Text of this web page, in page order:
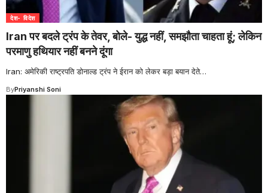
देश- विदेश
Iran पर बदले ट्रंप के तेवर, बोले- युद्ध नहीं, समझौता चाहता हूं; लेकिन
परमाणु हथियार नहीं बनने दूंगा
Iran: अमेरिकी राष्ट्रपति डोनाल्ड ट्रंप ने ईरान को लेकर बड़ा बयान देते…
ByPriyanshi Soni